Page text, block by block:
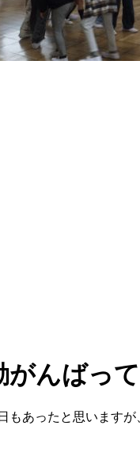
んばって
あったと思います